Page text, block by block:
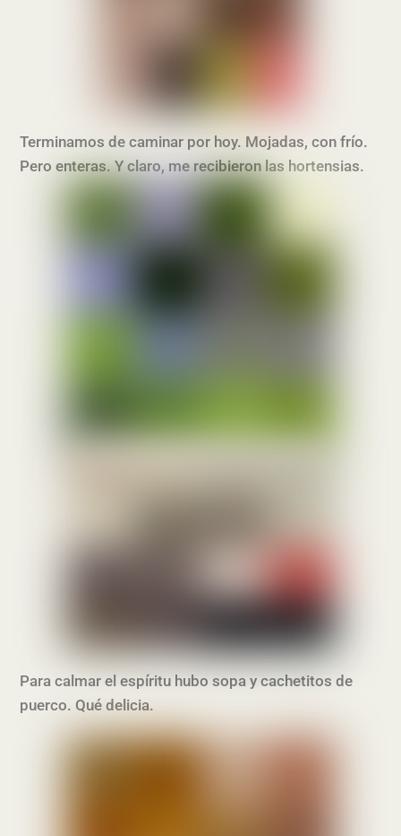
Terminamos de caminar por hoy. Mojadas, con frío.
Pero enteras. Y claro, me recibieron las hortensias.
Para calmar el espíritu hubo sopa y cachetitos de
puerco. Qué delicia.